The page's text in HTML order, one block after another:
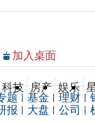
加入桌面
科技 房产 娱乐
题 基金 理财
报 大盘 公司